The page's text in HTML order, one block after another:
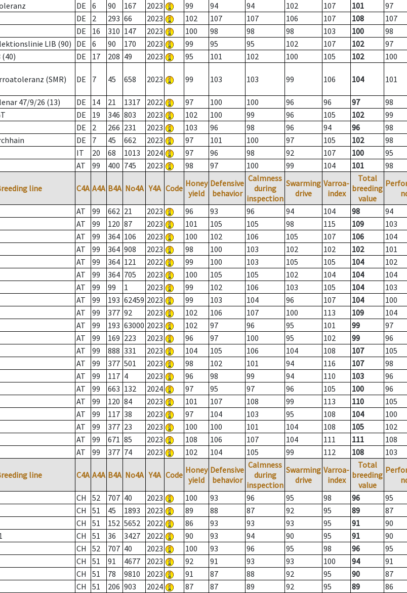
DE 6 90 167 2023 99 94 94 102 107 101
97
DE 2 293 66 2023 102 107 107 106 107 108
107
DE 16 310 147 2023 100 98 98 98 103 100
98
LIB (90) DE 6 90 170 2023 99 95 95 102 107 102
97
(40) DE 17 208 49 2023 95 101 102 100 105 102 100
(SMR) DE 7 45 658 2023 99 103 103 99 106 104 101
47/9/26 (13) DE 14 21 1317 2022 97 100 100 96 96 97
98
DE 19 346 803 2023 102 100 99 96 105 102
99
DE 2 266 231 2023 103 96 98 96 94 96
98
DE 7 45 662 2023 97 101 100 97 105 102
98
IT 20 68 1013 2024 97 96 98 92 107 100
95
AT 99 400 745 2023 98 97 100 99 104 101 98
line C4A A4A B4A No4A Y4A Code Honey
yield
Defensive
behavior
Calmness
during
inspection
Swarming
drive
Varroa-
index
Total
breeding
value
AT 99 662 21 2023 96 93 96 94 104 98
94
AT 99 120 87 2023 101 105 105 98 115 109
103
AT 99 364 106 2023 100 102 106 105 107 106
104
AT 99 364 908 2023 98 100 103 102 102 102
101
AT 99 364 121 2022 99 100 103 105 105 104
102
AT 99 364 705 2023 100 105 105 102 104 104
104
AT 99 99 1 2023 99 102 106 103 105 104
103
AT 99 193 62459 2023 99 103 104 96 107 104
100
AT 99 377 92 2023 102 106 107 100 113 109
104
AT 99 193 63000 2023 102 97 96 95 101 99
97
AT 99 169 223 2023 96 97 100 95 102 99
96
AT 99 888 331 2023 104 105 106 104 108 107
105
AT 99 377 501 2023 98 102 101 94 116 107
98
AT 99 117 4 2023 96 98 99 94 110 103
96
AT 99 663 132 2024 97 95 97 96 105 100
96
AT 99 120 84 2023 101 107 108 99 113 110
105
AT 99 117 38 2023 97 104 103 95 108 104
100
AT 99 377 23 2023 100 100 101 104 108 105
102
AT 99 671 85 2023 108 106 107 104 111 111
108
AT 99 377 74 2023 102 104 105 99 112 108 103
line C4A A4A B4A No4A Y4A Code Honey
yield
Defensive
behavior
Calmness
during
inspection
Swarming
drive
Varroa-
index
Total
breeding
value
CH 52 707 40 2023 100 93 96 95 98 96
95
CH 51 45 1893 2023 89 88 87 92 95 89
87
CH 51 152 5652 2022 86 93 93 93 95 91
90
CH 51 36 3427 2022 90 93 94 90 95 91
90
CH 52 707 40 2023 100 93 96 95 98 96
95
CH 51 91 4677 2023 92 91 93 93 100 94
91
CH 51 78 9810 2023 91 87 88 92 95 90
87
CH 51 206 903 2024 87 87 89 92 95 89 86